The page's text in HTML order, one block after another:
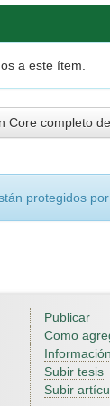
a este ítem.
Core completo
protegidos
Publicar
Como
Subir tesis
Subir